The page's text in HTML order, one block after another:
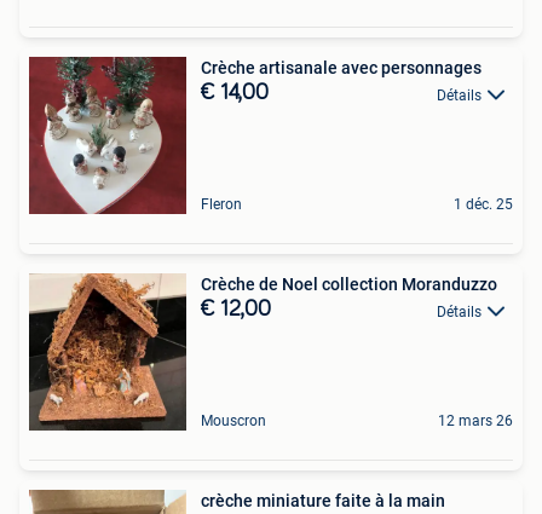
Crèche artisanale avec personnages
€ 14,00 Détails
Fleron 1 déc. 25
Crèche de Noel collection Moranduzzo
€ 12,00 Détails
Mouscron 12 mars 26
crèche miniature faite à la main